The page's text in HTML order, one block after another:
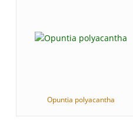
Opuntia polyacantha